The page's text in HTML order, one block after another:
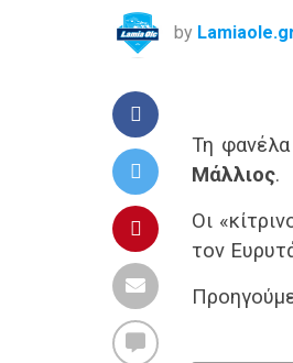
by
Τη
Μάλλιος.
Οι
τον